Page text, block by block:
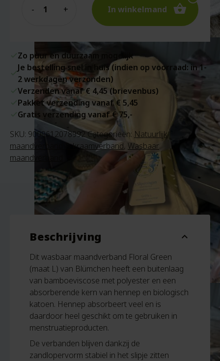
In winkelmand
Zo puur en duurzaam mogelijk
Je bestelling snel in huis (indien op voorraad: in 1-
2 werkdagen verzonden)
Verzenden vanaf € 4,45 (brievenbus)
Pakket verzending vanaf € 5,45
Gratis verzending vanaf € 75,-
SKU: 9009612078992Categorieën: Natuurlijk
maandverband & kraamverband, Wasbaar
maandverband
Beschrijving expand_more
Dit wasbaar maandverband Floral Green
(maat L) van Blümchen heeft een buitenlaag
van bamboeviscose met polyester en een
absorberende kern van hennep en biologisch
katoen. Hennep absorbeert veel en is
daardoor heel geschikt om te gebruiken in
menstruatieproducten.
De verbanden blijven dankzij de
zandlopervorm stabiel in het slipje zitten